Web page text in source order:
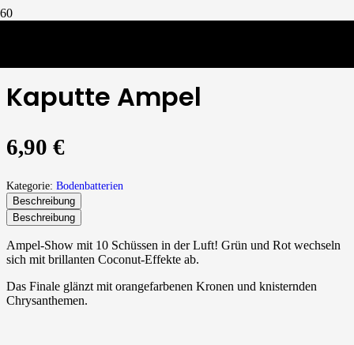
Kaputte Ampel
6,90 €
Kategorie: Bodenbatterien
Beschreibung
Beschreibung
Ampel-Show mit 10 Schüssen in der Luft! Grün und Rot wechseln
sich mit brillanten Coconut-Effekte ab.
Das Finale glänzt mit orangefarbenen Kronen und knisternden
Chrysanthemen.